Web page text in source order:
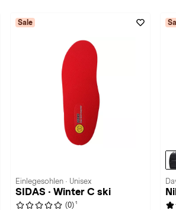
Sale
Einlegesohlen · Unisex
SIDAS · Winter C ski
(0) 1